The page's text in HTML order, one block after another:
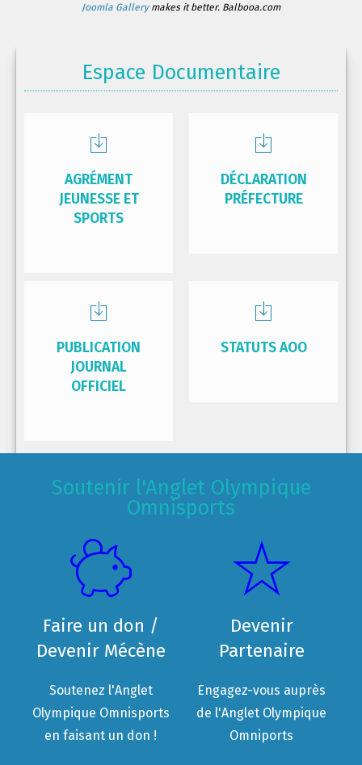
Joomla Gallerymakes it better. Balbooa.com
Espace Documentaire
AGRÉMENT
JEUNESSE ET
SPORTS
DÉCLARATION
PRÉFECTURE
PUBLICATION
JOURNAL
OFFICIEL
STATUTS AOO
Soutenir l'Anglet Olympique
Omnisports
Faire un don /
Devenir Mécène
Soutenez l'Anglet
Olympique Omnisports
en faisant un don !
Devenir
Partenaire
Engagez-vous auprès
de l'Anglet Olympique
Omniports